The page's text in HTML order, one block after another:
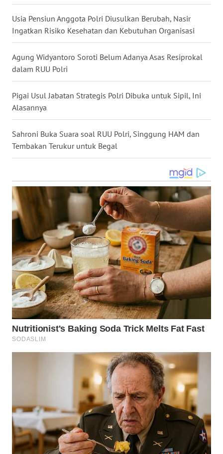
Usia Pensiun Anggota Polri Diusulkan Berubah, Nasir
Ingatkan Risiko Kesehatan dan Kebutuhan Organisasi
Agung Widyantoro Soroti Belum Adanya Asas Resiprokal
dalam RUU Polri
Pigai Usul Jabatan Strategis Polri Dibuka untuk Sipil, Ini
Alasannya
Sahroni Buka Suara soal RUU Polri, Singgung HAM dan
Tembakan Terukur untuk Begal
KALTENG
WN
KALTARA
WN
KALSEL
WN
WN
WN
GORONTALO
SULUT
WN
MALUKU
WN
MALUT
WN
DAIRI
WN
NIAS
WN